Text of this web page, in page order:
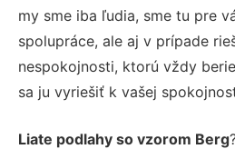
my sme iba ľudia, sme tu pre
spolupráce, ale aj v prípade
nespokojnosti, ktorú vždy
sa ju vyriešiť k vašej
Liate podlahy so vzorom Berg